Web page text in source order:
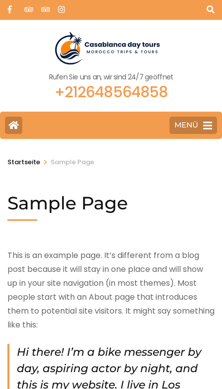
Rufen Sie uns an, wir sind 24/7 geöffnet
+212648564858
MENÜ
Startseite > Sample Page
Sample Page
This is an example page. It’s different from a blog
post because it will stay in one place and will show
up in your site navigation (in most themes). Most
people start with an About page that introduces
them to potential site visitors. It might say something
like this:
Hi there! I’m a bike messenger by
day, aspiring actor by night, and
this is my website. I live in Los